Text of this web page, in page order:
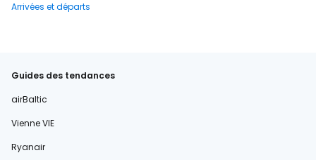
Arrivées et départs
Guides des tendances
airBaltic
Vienne VIE
Ryanair